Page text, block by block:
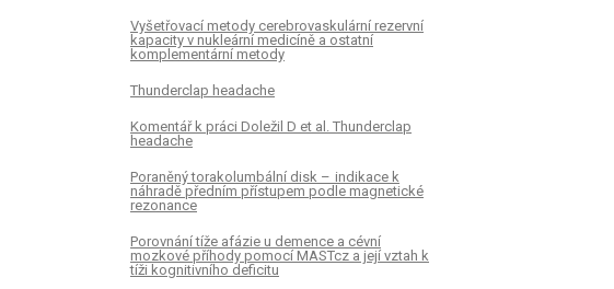
Vyšetřovací metody cerebrovaskulární rezervní
kapacity v nukleární medicíně a ostatní
komplementární metody
Thunderclap headache
Komentář k práci Doležil D et al. Thunderclap
headache
Poraněný torakolumbální disk – indikace k
náhradě předním přístupem podle magnetické
rezonance
Porovnání tíže afázie u demence a cévní
mozkové příhody pomocí MASTcz a její vztah k
tíži kognitivního deficitu